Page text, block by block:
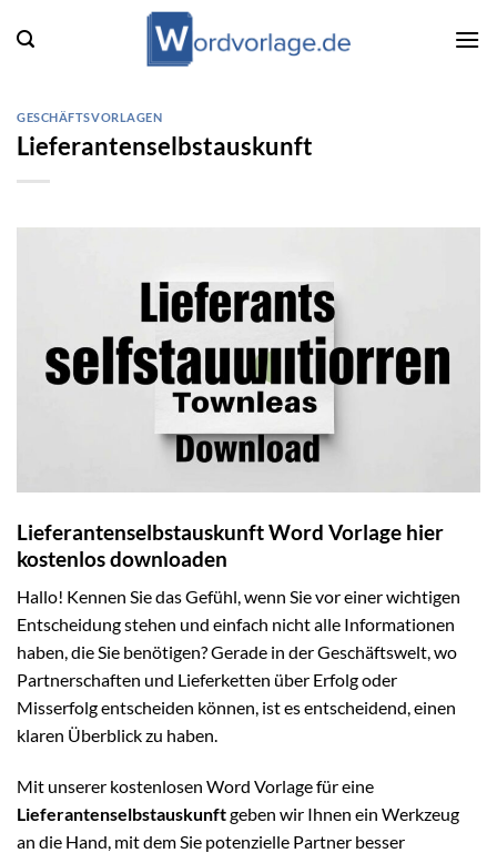
Inhalt
GESCHÄFTSVORLAGEN
Lieferantenselbstauskunft
Lieferantenselbstauskunft Word Vorlage hier
kostenlos downloaden
Hallo! Kennen Sie das Gefühl, wenn Sie vor einer wichtigen
Entscheidung stehen und einfach nicht alle Informationen
haben, die Sie benötigen? Gerade in der Geschäftswelt, wo
Partnerschaften und Lieferketten über Erfolg oder
Misserfolg entscheiden können, ist es entscheidend, einen
klaren Überblick zu haben.
Mit unserer kostenlosen Word Vorlage für eine
Lieferantenselbstauskunftgeben wir Ihnen ein Werkzeug
an die Hand, mit dem Sie potenzielle Partner besser